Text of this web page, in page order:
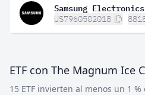
Samsung
US7960502018
ETF con The Magnum Ice
15 ETF invierten al menos un 1